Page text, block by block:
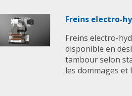
Freins electro-
Freins electro-
disponible en
tambour selon
les dommages et